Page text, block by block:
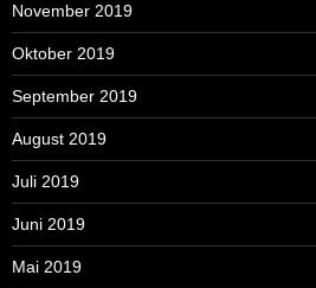
November 2019
Oktober 2019
September 2019
August 2019
Juli 2019
Juni 2019
Mai 2019